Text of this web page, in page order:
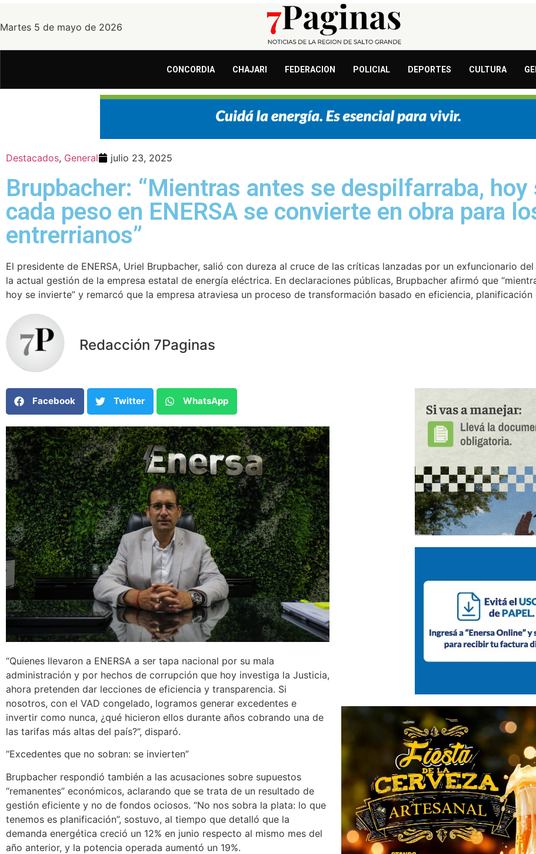
Martes 5 de mayo de 2026
CONCORDIA CHAJARI FEDERACION POLICIAL DEPORTES CULTURA
Destacados, General julio 23, 2025
Brupbacher: “Mientras antes se despilfarraba,
cada peso en ENERSA se convierte en obra para
entrerrianos”
El presidente de ENERSA, Uriel Brupbacher, salió con dureza al cruce de las críticas lanzadas por un exfuncionario
la actual gestión de la empresa estatal de energía eléctrica. En declaraciones públicas, Brupbacher afirmó que
hoy se invierte” y remarcó que la empresa atraviesa un proceso de transformación basado en eficiencia, planificación
Redacción 7Paginas
Facebook Twitter WhatsApp
“Quienes llevaron a ENERSA a ser tapa nacional por su mala
administración y por hechos de corrupción que hoy investiga la Justicia,
ahora pretenden dar lecciones de eficiencia y transparencia. Si
nosotros, con el VAD congelado, logramos generar excedentes e
invertir como nunca, ¿qué hicieron ellos durante años cobrando una de
las tarifas más altas del país?”, disparó.
“Excedentes que no sobran: se invierten”
Brupbacher respondió también a las acusaciones sobre supuestos
“remanentes” económicos, aclarando que se trata de un resultado de
gestión eficiente y no de fondos ociosos. “No nos sobra la plata: lo que
tenemos es planificación”, sostuvo, al tiempo que detalló que la
demanda energética creció un 12% en junio respecto al mismo mes del
año anterior, y la potencia operada aumentó un 19%.